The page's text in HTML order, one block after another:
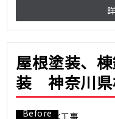
屋根塗装、
装 神奈川
Before